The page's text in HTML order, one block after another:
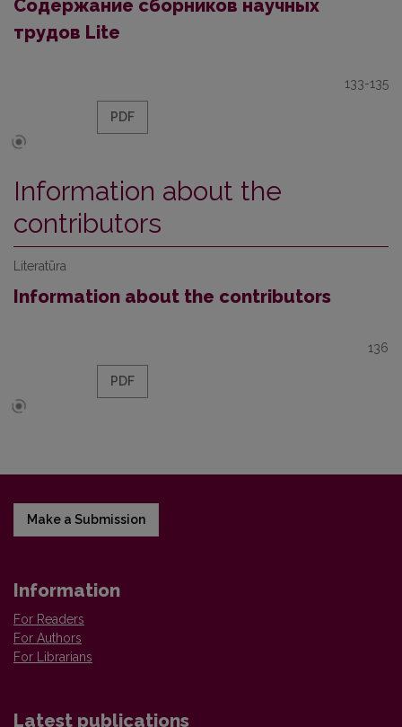
Содержание сборников научных
трудов Lite
133-135
PDF
Information about the
contributors
Literatūra
Information about the contributors
136
PDF
Make a Submission
Information
For Readers
For Authors
For Librarians
Latest publications